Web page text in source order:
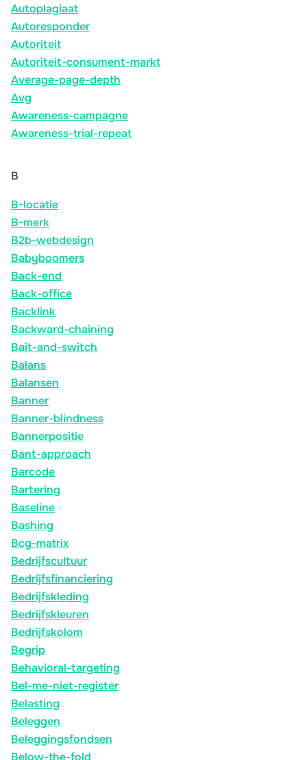
Autoplagiaat
Autoresponder
Autoriteit
Autoriteit-consument-markt
Average-page-depth
Avg
Awareness-campagne
Awareness-trial-repeat
B
B-locatie
B-merk
B2b-webdesign
Babyboomers
Back-end
Back-office
Backlink
Backward-chaining
Bait-and-switch
Balans
Balansen
Banner
Banner-blindness
Bannerpositie
Bant-approach
Barcode
Bartering
Baseline
Bashing
Bcg-matrix
Bedrijfscultuur
Bedrijfsfinanciering
Bedrijfskleding
Bedrijfskleuren
Bedrijfskolom
Begrip
Behavioral-targeting
Bel-me-niet-register
Belasting
Beleggen
Beleggingsfondsen